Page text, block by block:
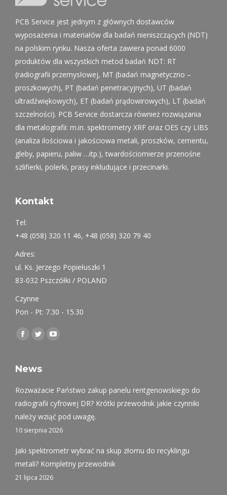
PCB Service jest jednym z głównych dostawców
wyposażenia i materiałów dla badań nieniszczących (NDT)
na polskim rynku. Nasza oferta zawiera ponad 6000
produktów dla wszystkich metod badań NDT: RT
(radiografii przemysłowej, MT (badań magnetyczno –
proszkowych), PT (badań penetracyjnych), UT (badań
ultradźwiękowych), ET (badań prądowirowych), LT (badań
szczelności). PCB Service dostarcza również rozwiązania
dla metalografii: m.in. spektrometry XRF oraz OES czy LIBS
(analiza ilościowa i jakościowa metali, proszków, cementu,
gleby, papieru, paliw …itp.), twardościomierze przenośne
szlifierki, polerki, prasy inkludujące i przecinarki.
Kontakt
Tel:
+48 (058) 320 11 46, +48 (058) 320 79 40
Adres:
ul. Ks. Jerzego Popiełuszki 1
83-032 Pszczółki / POLAND
Czynne
Pon - Pt: 7.30 - 15.30
Find us on:
Facebook
opens
new
window
Twitter
opens
new
window
YouTube
new
window
News
Rozważacie Państwo zakup panelu rentgenowskiego do
radiografii cyfrowej DR? Krótki przewodnik jakie czynniki
należy wziąć pod uwagę.
10 sierpnia 2026
Jaki spektrometr wybrać na skup złomu do recyklingu
metali? Kompletny przewodnik
21 lipca 2026